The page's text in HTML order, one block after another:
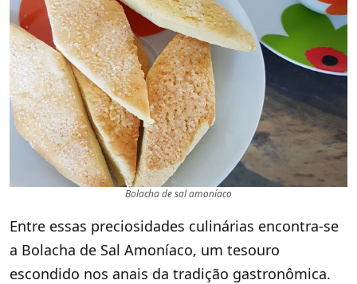
Bolacha de sal amoníaco
Entre essas preciosidades culinárias encontra-se
a Bolacha de Sal Amoníaco, um tesouro
escondido nos anais da tradição gastronômica.